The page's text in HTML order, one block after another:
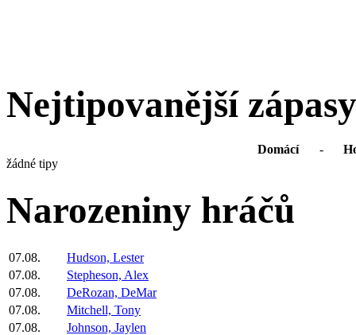
Nejtipovanější zápasy
Domácí -
žádné tipy
Narozeniny hráčů
07.08.
Hudson, Lester
07.08.
Stepheson, Alex
07.08.
DeRozan, DeMar
07.08.
Mitchell, Tony
07.08.
Johnson, Jaylen